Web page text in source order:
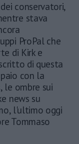
conservatori,
stava
ProPal che
di Kirk e
di questa
con la
le ombre sui
news su
l'ultimo oggi
Tommaso